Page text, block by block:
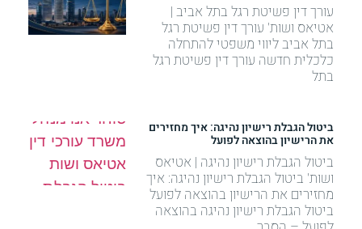
עורך דין פשיטת רגל בתל אביב |
אטיאס ושות' עורך דין פשיטת רגל
בתל אביב ליווי משפטי להתחלה
כלכלית חדשה עורך דין פשיטת רגל
בתל
ביטול הגבלת רישיון נהיגה: איך מחזירים
את הרישיון בהוצאה לפועל
ביטול הגבלת רישיון נהיגה | אטיאס
ושות' ביטול הגבלת רישיון נהיגה: איך
מחזירים את הרישיון בהוצאה לפועל
ביטול הגבלת רישיון נהיגה בהוצאה